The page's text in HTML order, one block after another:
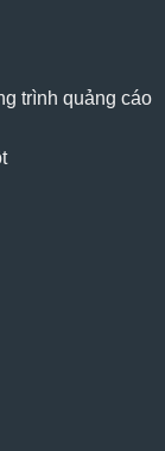
trình quảng cáo